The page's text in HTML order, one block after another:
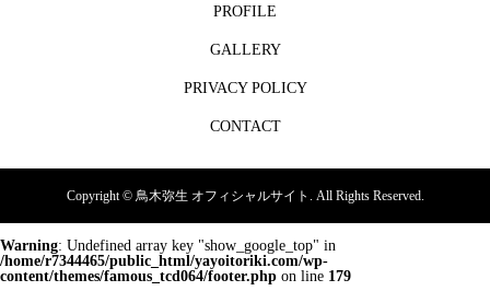
PROFILE
GALLERY
PRIVACY POLICY
CONTACT
Copyright ©鳥木弥生 オフィシャルサイト. All Rights Reserved.
Warning: Undefined array key "show_google_top" in
/home/r7344465/public_html/yayoitoriki.com/wp-
content/themes/famous_tcd064/footer.php on line 179